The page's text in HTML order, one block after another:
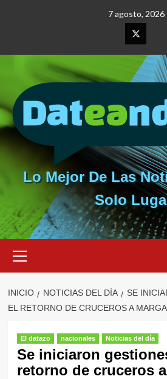
7 agosto, 2026
Elemento
del
menú
Lo Mejor De Las
Solo
primario
INICIO NOTICIAS DEL DÍA
SE
EL RETORNO DE CRUCEROS A
El datazo nacionales Noticias del día
Se iniciaron
retorno de cruceros